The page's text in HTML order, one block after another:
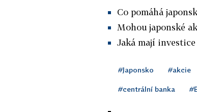
Co pomáhá
Mohou japonské
Jaká mají
#Japonsko #akcie
#centrální banka